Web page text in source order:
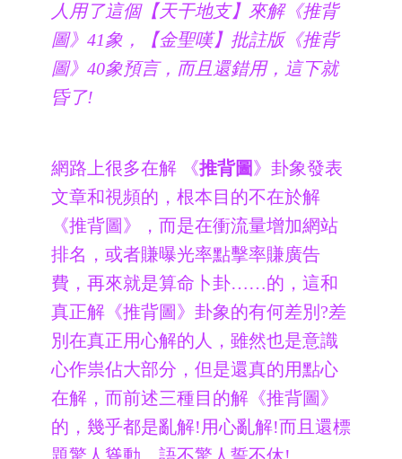
人用了這個【天干地支】來解《推背
圖》41象，【金聖嘆】批註版《推背
圖》40象預言，而且還錯用，這下就
昏了!
網路上很多在解 《推背圖》卦象發表
文章和視頻的，根本目的不在於解
《推背圖》，而是在衝流量增加網站
排名，或者賺曝光率點擊率賺廣告
費，再來就是算命卜卦……的，這和
真正解《推背圖》卦象的有何差別?差
別在真正用心解的人，雖然也是意識
心作祟佔大部分，但是還真的用點心
在解，而前述三種目的解《推背圖》
的，幾乎都是亂解!用心亂解!而且還標